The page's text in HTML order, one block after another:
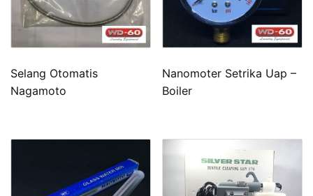
Selang Otomatis
Nagamoto
Nanomoter Setrika Uap –
Boiler